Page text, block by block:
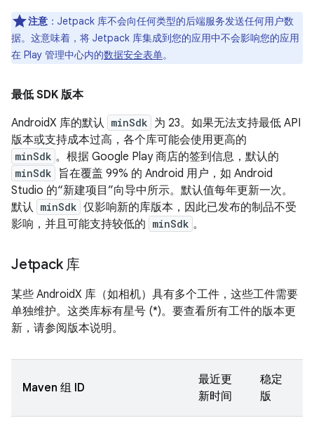
注意 ：Jetpack 库不会向任何类型的后端服务发送任何用户数
据。这意味着，将 Jetpack 库集成到您的应用中不会影响您的应用
在 Play 管理中心内的数据安全表单。
最低 SDK 版本
AndroidX 库的默认 minSdk 为 23。如果无法支持最低 API
版本或支持成本过高，各个库可能会使用更高的
minSdk 。根据 Google Play 商店的签到信息，默认的
minSdk
旨在覆盖 99% 的 Android 用户，如 Android
Studio 的“新建项目”向导中所示。默认值每年更新一次。
默认 minSdk 仅影响新的库版本，因此已发布的制品不受
影响，并且可能支持较低的 minSdk 。
Jetpack 库
某些 AndroidX 库（如相机）具有多个工件，这些工件需要
单独维护。这类库标有星号 (*)。要查看所有工件的版本更
新，请参阅版本说明。
Maven 组 ID
最近更
新时间
稳定
版